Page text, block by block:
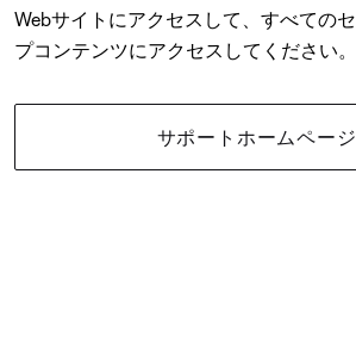
Webサイトにアクセスして、すべての
プコンテンツにアクセスしてください。
サポートホームペー